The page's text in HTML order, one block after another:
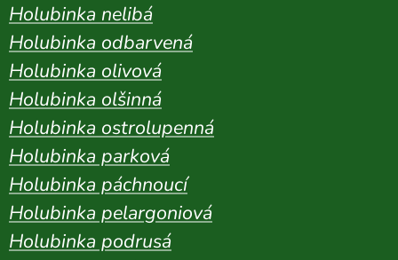
Holubinka nelibá
Holubinka odbarvená
Holubinka olivová
Holubinka olšinná
Holubinka ostrolupenná
Holubinka parková
Holubinka páchnoucí
Holubinka pelargoniová
Holubinka podrusá